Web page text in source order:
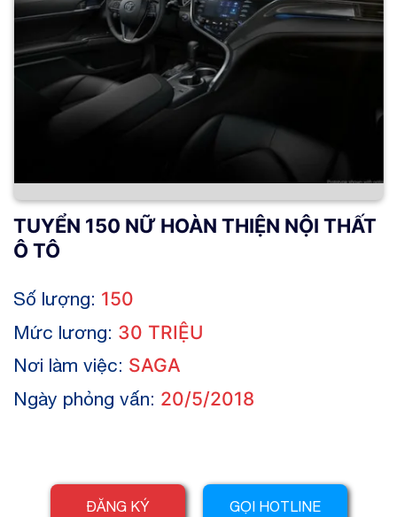
TUYỂN 150 NỮ HOÀN THIỆN NỘI THẤT
Ô TÔ
Số lượng: 150
Mức lương: 30 TRIỆU
Nơi làm việc: SAGA
Ngày phỏng vấn: 20/5/2018
ĐĂNG KÝ GỌI HOTLINE